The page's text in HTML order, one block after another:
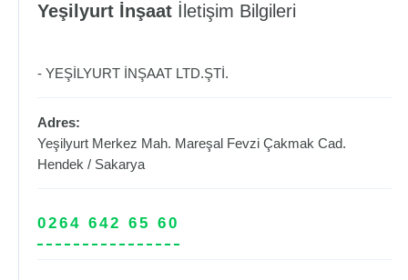
Yeşilyurt İnşaat İletişim Bilgileri
- YEŞİLYURT İNŞAAT LTD.ŞTİ.
Adres:
Yeşilyurt Merkez Mah. Mareşal Fevzi Çakmak Cad.
Hendek / Sakarya
0264 642 65 60